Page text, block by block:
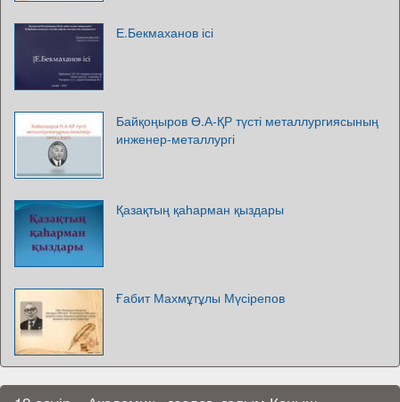
Е.Бекмаханов ісі
Байқоңыров Ө.А-ҚР түсті металлургиясының
инженер-металлургі
Қазақтың қаһарман қыздары
Ғабит Махмұтұлы Мүсірепов